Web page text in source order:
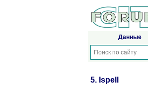
Данные
5. Ispell